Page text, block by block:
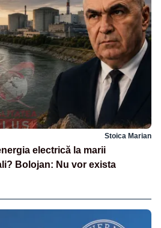
Stoica Marian
electrică la marii
Bolojan: Nu vor exista